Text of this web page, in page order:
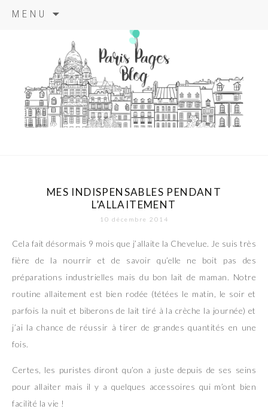
MENU
principal
paris pages
blog
MES INDISPENSABLES PENDANT
L’ALLAITEMENT
10 décembre 2014
Cela fait désormais 9 mois que j’allaite la Chevelue. Je suis très
fière de la nourrir et de savoir qu’elle ne boit pas des
préparations industrielles mais du bon lait de maman. Notre
routine allaitement est bien rodée (tétées le matin, le soir et
parfois la nuit et biberons de lait tiré à la crèche la journée) et
j’ai la chance de réussir à tirer de grandes quantités en une
fois.
Certes, les puristes diront qu’on a juste depuis de ses seins
pour allaiter mais il y a quelques accessoires qui m’ont bien
facilité la vie !